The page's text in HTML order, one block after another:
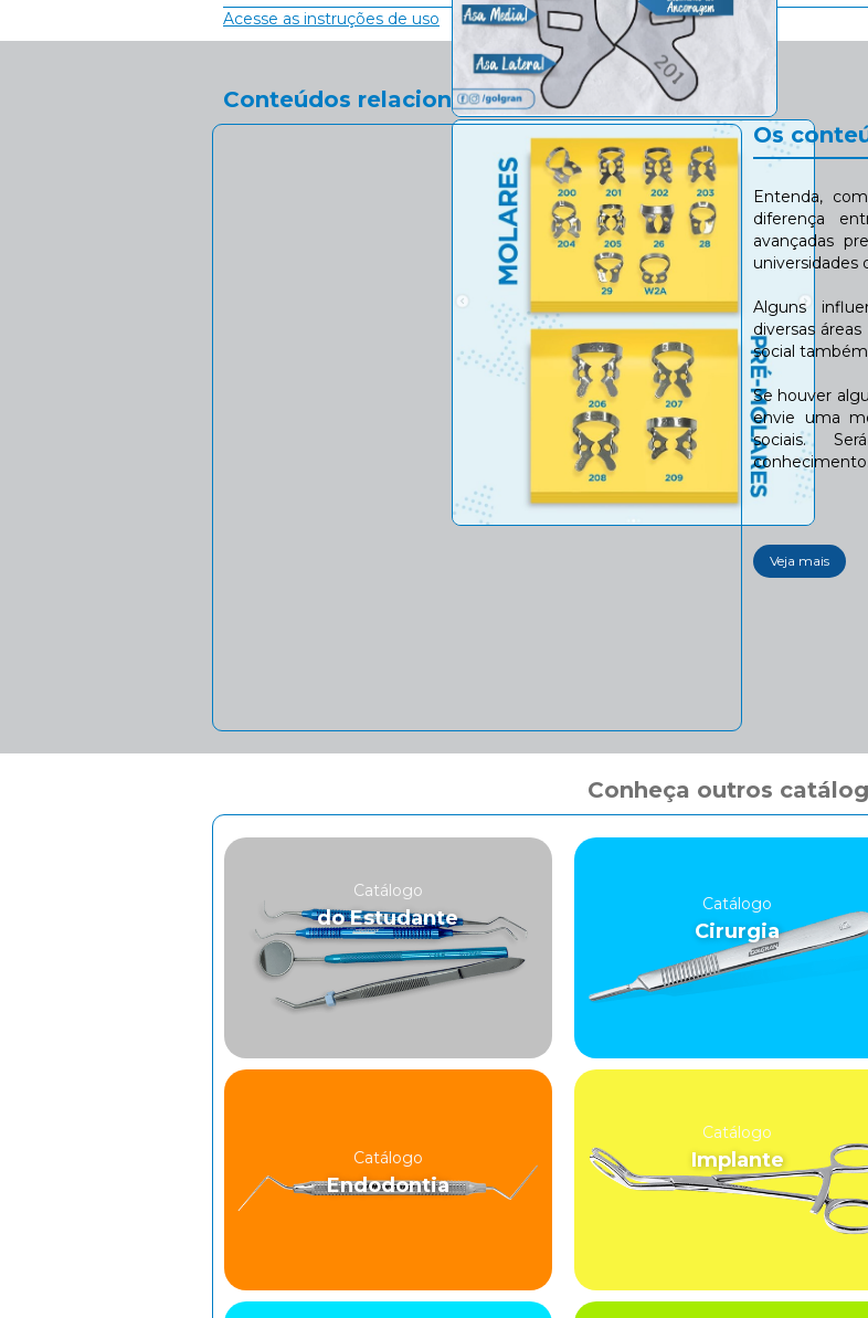
Acesse as instruções de uso
Conteúdos relacionados a este instrumentos:
Os
Entenda,
diferença
avançadas
universidades
Alguns
diversas
social
Se houver
envie uma
sociais.
conhecimento.
Veja mais
Conheça outros
Catálogo
do Estudante
Catálogo
Cirurgia
Catálogo
Endodontia
Catálogo
Implante